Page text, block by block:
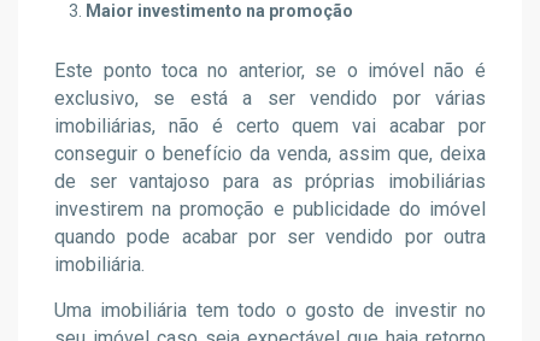
Maior investimento na promoção
Este ponto toca no anterior, se o imóvel não é
exclusivo, se está a ser vendido por várias
imobiliárias, não é certo quem vai acabar por
conseguir o benefício da venda, assim que, deixa
de ser vantajoso para as próprias imobiliárias
investirem na promoção e publicidade do imóvel
quando pode acabar por ser vendido por outra
imobiliária.
Uma imobiliária tem todo o gosto de investir no